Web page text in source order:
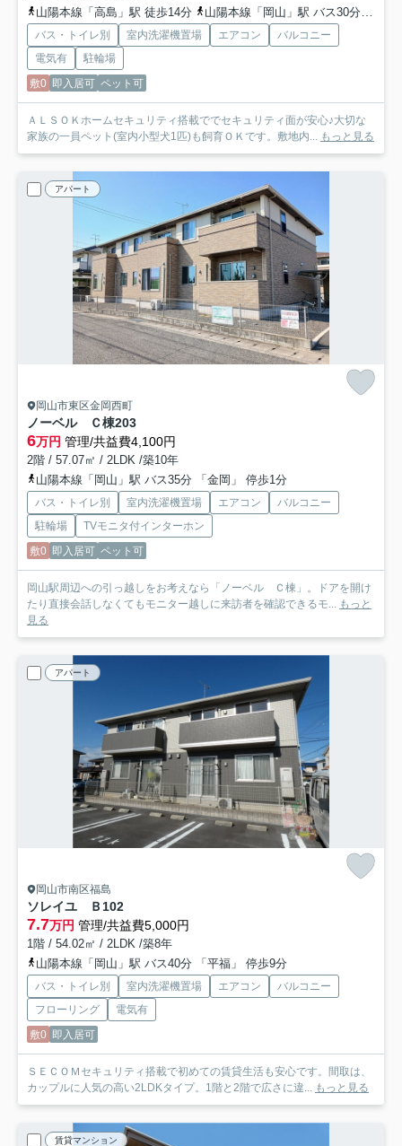
山陽本線「高島」駅 徒歩14分
山陽本線「岡山」駅 バス30分 「清水」 停歩10分
バス・トイレ別 室内洗濯機置場 エアコン
バルコニー
電気有
駐輪場
敷0 即入居可 ペット可
ＡＬＳＯＫホームセキュリティ搭載ででセキュリティ面が安心♪大切な
家族の一員ペット(室内小型犬1匹)も飼育ＯＫです。敷地内...
もっと見る
アパート
岡山市東区金岡西町
ノーベル Ｃ棟203
6万円 管理/共益費4,100円
2階 / 57.07㎡ / 2LDK /築10年
山陽本線「岡山」駅 バス35分 「金岡」 停歩1分
バス・トイレ別 室内洗濯機置場 エアコン
バルコニー
駐輪場
TVモニタ付インターホン
敷0 即入居可 ペット可
岡山駅周辺への引っ越しをお考えなら「ノーベル Ｃ棟」。ドアを開け
たり直接会話しなくてもモニター越しに来訪者を確認できるモ...
もっと
見る
アパート
岡山市南区福島
ソレイユ Ｂ 102
7.7万円 管理/共益費5,000円
1階 / 54.02㎡ / 2LDK /築8年
山陽本線「岡山」駅 バス40分 「平福」 停歩9分
バス・トイレ別 室内洗濯機置場 エアコン
バルコニー
フローリング
電気有
敷0 即入居可
ＳＥＣＯＭセキュリティ搭載で初めての賃貸生活も安心です。間取は、
カップルに人気の高い2LDKタイプ。1階と2階で広さに違...
もっと見る
賃貸マンション